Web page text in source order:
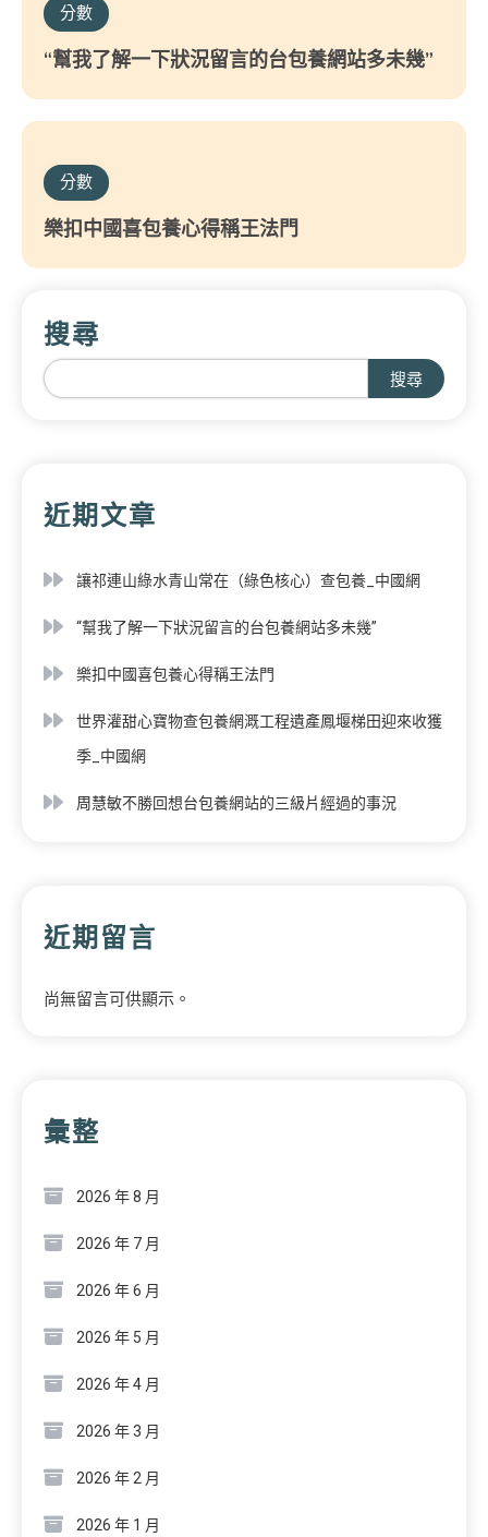
分數
“幫我了解一下狀況留言的台包養網站多未幾”
分數
樂扣中國喜包養心得稱王法門
搜尋
搜尋
近期文章
讓祁連山綠水青山常在（綠色核心）查包養_中國網
“幫我了解一下狀況留言的台包養網站多未幾”
樂扣中國喜包養心得稱王法門
世界灌甜心寶物查包養網溉工程遺產鳳堰梯田迎來收獲
季_中國網
周慧敏不勝回想台包養網站的三級片經過的事況
近期留言
尚無留言可供顯示。
彙整
2026 年 8 月
2026 年 7 月
2026 年 6 月
2026 年 5 月
2026 年 4 月
2026 年 3 月
2026 年 2 月
2026 年 1 月